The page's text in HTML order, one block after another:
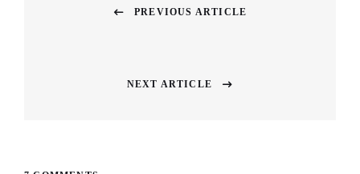
PREVIOUS ARTICLE
NEXT ARTICLE